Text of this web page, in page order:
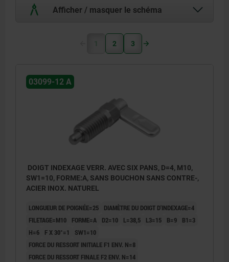
Afficher / masquer le schéma
1 2 3
03099-12 A
DOIGT INDEXAGE VERR. AVEC SIX PANS, D=4, M10,
SW1=10, FORME:A, SANS BOUCHON SANS CONTRE-,
ACIER INOX. NATUREL
LONGUEUR DE POIGNÉE=25
DIAMÈTRE DU DOIGT D'INDEXAGE=4
FILETAGE=M10
FORME=A D2=10 L=38,5 L3=15 B=9
B1=3
H=6
F X 30°=1
SW1=10
FORCE DU RESSORT INITIALE F1 ENV. N=8
FORCE DU RESSORT FINALE F2 ENV. N=14